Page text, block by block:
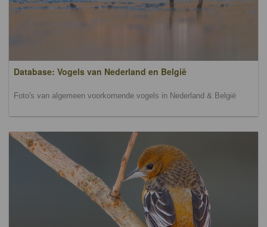
Database: Vogels van Nederland en België
Foto's van algemeen voorkomende vogels in Nederland & België